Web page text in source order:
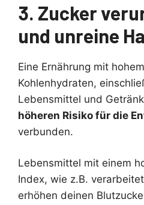
3. Zucker
und unreine
Eine Ernährung mit
Kohlenhydraten,
Lebensmittel und
höheren Risiko für die
verbunden.
Lebensmittel mit einem
Index, wie z.B.
erhöhen deinen